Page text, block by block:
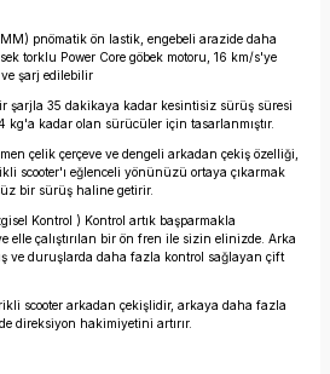
pnömatik ön lastik, engebeli arazide daha
torklu Power Core göbek motoru, 16 km/s'ye
şarj edilebilir
şarjla 35 dakikaya kadar kesintisiz sürüş süresi
kg'a kadar olan sürücüler için tasarlanmıştır.
çelik çerçeve ve dengeli arkadan çekiş özelliği,
scooter'ı eğlenceli yönünüzü ortaya çıkarmak
bir sürüş haline getirir.
Kontrol ) Kontrol artık başparmakla
elle çalıştırılan bir ön fren ile sizin elinizde. Arka
ve duruşlarda daha fazla kontrol sağlayan çift
scooter arkadan çekişlidir, arkaya daha fazla
direksiyon hakimiyetini artırır.